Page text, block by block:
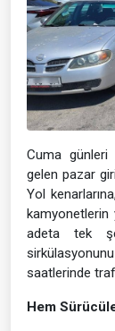
Cuma
gelen pazar
Yol
kamyonetlerin
adeta tek
saatlerinde
Hem